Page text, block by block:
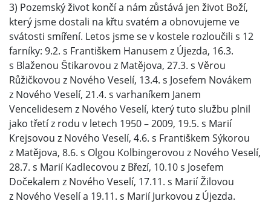
3) Pozemský život končí a nám zůstává jen život Boží,
který jsme dostali na křtu svatém a obnovujeme ve
svátosti smíření. Letos jsme se v kostele rozloučili s 12
farníky: 9.2. s Františkem Hanusem z Újezda, 16.3.
s Blaženou Štikarovou z Matějova, 27.3. s Věrou
Růžičkovou z Nového Veselí, 13.4. s Josefem Novákem
z Nového Veselí, 21.4. s varhaníkem Janem
Vencelidesem z Nového Veselí, který tuto službu plnil
jako třetí z rodu v letech 1950 – 2009, 19.5. s Marií
Krejsovou z Nového Veselí, 4.6. s Františkem Sýkorou
z Matějova, 8.6. s Olgou Kolbingerovou z Nového Veselí,
28.7. s Marií Kadlecovou z Březí, 10.10 s Josefem
Dočekalem z Nového Veselí, 17.11. s Marií Žilovou
z Nového Veselí a 19.11. s Marií Jurkovou z Újezda.